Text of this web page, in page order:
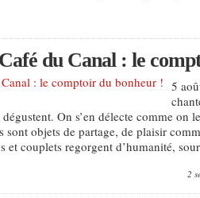
du Canal : le
5
On s’en délecte comme on
sont objets de partage, de plaisir
et couplets regorgent d’humanité,
2